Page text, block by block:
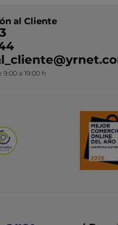
al Cliente
9:00 a 19:00 h